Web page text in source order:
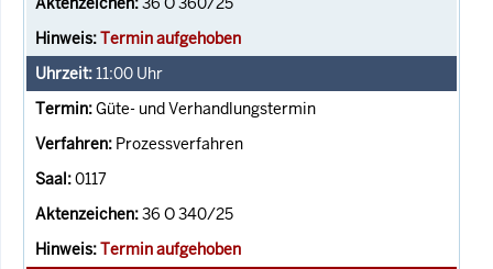
Termin aufgehoben
11:00 Uhr
Güte- und Verhandlungstermin
Prozessverfahren
0117
36 O 340/25
Termin aufgehoben